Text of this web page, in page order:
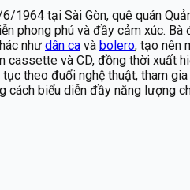
1964 tại Sài Gòn, quê quán
phong phú và đầy cảm xúc. Bà
như dân ca và bolero, tạo nên
và CD, đồng thời xuất
theo đuổi nghệ thuật, tham
cách biểu diễn đầy năng